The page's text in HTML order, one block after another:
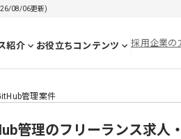
08/06更新)
紹介 お役立ちコンテンツ 採用企業の
管理案件
管理のフリーランス求人